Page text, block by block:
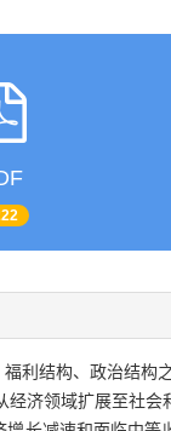
利结构、政治结
济领域扩展至社